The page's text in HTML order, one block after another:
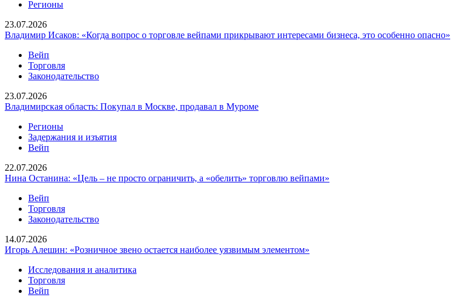
Регионы
23.07.2026
Владимир Исаков: «Когда вопрос о торговле вейпами прикрывают интересами бизнеса, это особенно опасно»
Вейп
Торговля
Законодательство
23.07.2026
Владимирская область: Покупал в Москве, продавал в Муроме
Регионы
Задержания и изъятия
Вейп
22.07.2026
Нина Останина: «Цель – не просто ограничить, а «обелить» торговлю вейпами»
Вейп
Торговля
Законодательство
14.07.2026
Игорь Алешин: «Розничное звено остается наиболее уязвимым элементом»
Исследования и аналитика
Торговля
Вейп